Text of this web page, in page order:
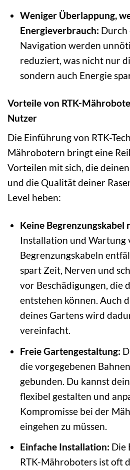
Weniger Überlappung,
Energieverbrauch: Durch
Navigation werden
reduziert, was nicht nur
sondern auch Energie
Vorteile von RTK-
Nutzer
Die Einführung von RTK-
Mährobotern bringt eine
Vorteilen mit sich, die
und die Qualität deiner
Level heben:
Keine Begrenzungskabel
Installation und Wartung
Begrenzungskabeln
spart Zeit, Nerven und
vor Beschädigungen, die
entstehen können. Auch
deines Gartens wird
vereinfacht.
Freie Gartengestaltung:
die vorgegebenen
gebunden. Du kannst
flexibel gestalten und
Kompromisse bei der
eingehen zu müssen.
Einfache Installation: Die
RTK-Mähroboters ist oft